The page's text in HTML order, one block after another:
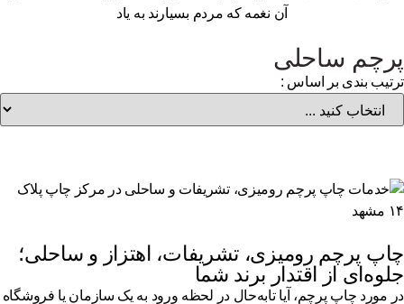
آن نغمه که مردم بسیارند به یاد
ساحلی
بندی بر اساس :
پرچم رومیزی، تشریفات، اهتزاز و ساحلی؛
از اقتدار برند شما
مورد چاپ پرچم، آیا تابه‌حال در لحظه ورود به یک سازمان یا فروشگاه